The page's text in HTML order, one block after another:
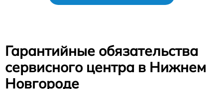
Гарантийные обязательства
сервисного центра в Нижнем
Новгороде